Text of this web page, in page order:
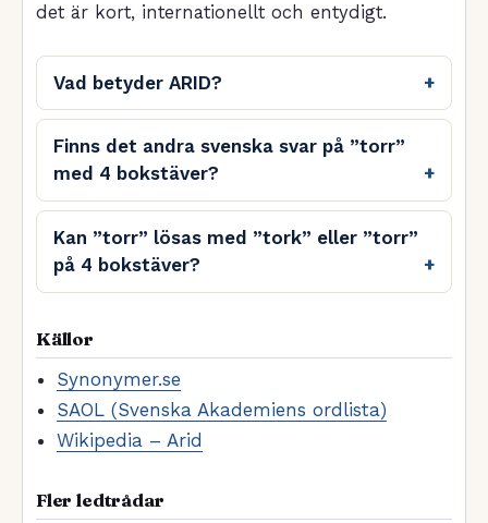
det är kort, internationellt och entydigt.
Vad betyder ARID?
Finns det andra svenska svar på ”torr”
med 4 bokstäver?
Kan ”torr” lösas med ”tork” eller ”torr”
på 4 bokstäver?
Källor
Synonymer.se
SAOL (Svenska Akademiens ordlista)
Wikipedia – Arid
Fler ledtrådar